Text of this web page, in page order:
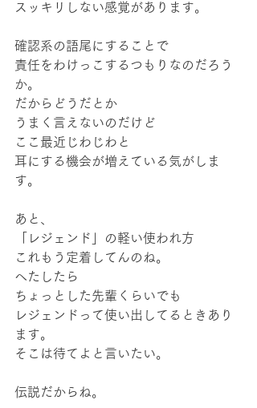
スッキリしない感覚があります。
確認系の語尾にすることで
責任をわけっこするつもりなのだろう
か。
だからどうだとか
うまく言えないのだけど
ここ最近じわじわと
耳にする機会が増えている気がしま
す。
あと、
「レジェンド」の軽い使われ方
これもう定着してんのね。
へたしたら
ちょっとした先輩くらいでも
レジェンドって使い出してるときあり
ます。
そこは待てよと言いたい。
伝説だからね。